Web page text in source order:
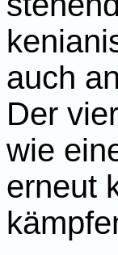
auch
Der
wie
erneut